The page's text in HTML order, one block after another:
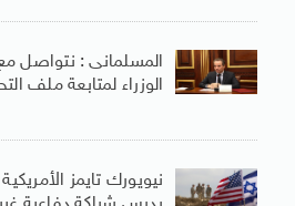
المسلمانى : نتواصل
الوزراء لمتابعة ملف
نيويورك تايمز